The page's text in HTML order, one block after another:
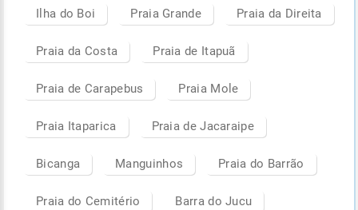
Ilha do Boi Praia Grande Praia da Direita
Praia da Costa Praia de Itapuã
Praia de Carapebus Praia Mole
Praia Itaparica Praia de Jacaraipe
Bicanga Manguinhos Praia do Barrão
Praia do Cemitério Barra do Jucu